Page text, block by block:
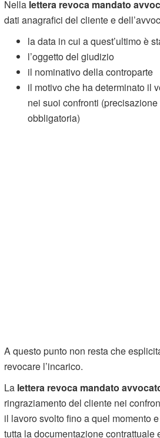
Nella lettera revoca mandato
dati anagrafici del cliente e
la data in cui a quest’ultimo è
l’oggetto del giudizio
il nominativo della controparte
il motivo che ha determinato il
nei suoi confronti
obbligatoria)
A questo punto non resta che
revocare l’incarico.
La lettera revoca mandato
ringraziamento del cliente nei
il lavoro svolto fino a quel momento
tutta la documentazione contrattuale